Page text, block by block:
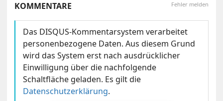
Fehler melden
KOMMENTARE
Das DISQUS-Kommentarsystem verarbeitet
personenbezogene Daten. Aus diesem Grund
wird das System erst nach ausdrücklicher
Einwilligung über die nachfolgende
Schaltfläche geladen. Es gilt die
Datenschutzerklärung.